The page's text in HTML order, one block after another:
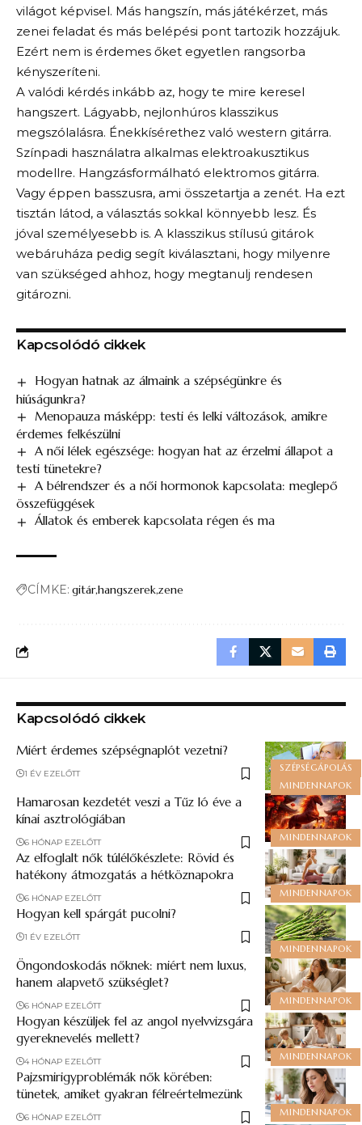
világot képvisel. Más hangszín, más játékérzet, más
zenei feladat és más belépési pont tartozik hozzájuk.
Ezért nem is érdemes őket egyetlen rangsorba
kényszeríteni.
A valódi kérdés inkább az, hogy te mire keresel
hangszert. Lágyabb, nejlonhúros klasszikus
megszólalásra. Énekkísérethez való western gitárra.
Színpadi használatra alkalmas elektroakusztikus
modellre. Hangzásformálható elektromos gitárra.
Vagy éppen basszusra, ami összetartja a zenét. Ha ezt
tisztán látod, a választás sokkal könnyebb lesz. És
jóval személyesebb is. A klasszikus stílusú gitárok
webáruháza pedig segít kiválasztani, hogy milyenre
van szükséged ahhoz, hogy megtanulj rendesen
gitározni.
Kapcsolódó cikkek
Hogyan hatnak az álmaink a szépségünkre és
hiúságunkra?
Menopauza másképp: testi és lelki változások, amikre
érdemes felkészülni
A női lélek egészsége: hogyan hat az érzelmi állapot a
testi tünetekre?
A bélrendszer és a női hormonok kapcsolata: meglepő
összefüggések
Állatok és emberek kapcsolata régen és ma
CÍMKE: gitárhangszerek zene
Kapcsolódó cikkek
SZÉPSÉGÁPOLÁS
MINDENNAPOK
Miért érdemes szépségnaplót vezetni?
1 ÉV EZELŐTT
MINDENNAPOK
Hamarosan kezdetét veszi a Tűz ló éve a
kínai asztrológiában
6 HÓNAP EZELŐTT
MINDENNAPOK
Az elfoglalt nők túlélőkészlete: Rövid és
hatékony átmozgatás a hétköznapokra
6 HÓNAP EZELŐTT
MINDENNAPOK
Hogyan kell spárgát pucolni?
1 ÉV EZELŐTT
MINDENNAPOK
Öngondoskodás nőknek: miért nem luxus,
hanem alapvető szükséglet?
6 HÓNAP EZELŐTT
MINDENNAPOK
Hogyan készüljek fel az angol nyelvvizsgára
gyereknevelés mellett?
4 HÓNAP EZELŐTT
MINDENNAPOK
Pajzsmirigyproblémák nők körében:
tünetek, amiket gyakran félreértelmezünk
6 HÓNAP EZELŐTT